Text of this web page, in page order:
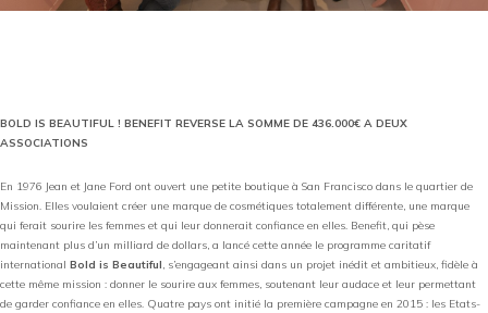
BOLD IS BEAUTIFUL ! BENEFIT REVERSE LA SOMME DE 436.000€ A DEUX
ASSOCIATIONS
En 1976 Jean et Jane Ford ont ouvert une petite boutique à San Francisco dans le quartier de
Mission. Elles voulaient créer une marque de cosmétiques totalement différente, une marque
qui ferait sourire les femmes et qui leur donnerait confiance en elles. Benefit, qui pèse
maintenant plus d’un milliard de dollars, a lancé cette année le programme caritatif
international Bold is Beautiful, s’engageant ainsi dans un projet inédit et ambitieux, fidèle à
cette même mission : donner le sourire aux femmes, soutenant leur audace et leur permettant
de garder confiance en elles. Quatre pays ont initié la première campagne en 2015 : les Etats-